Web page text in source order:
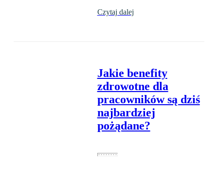
Czytaj dalej
Jakie benefity
zdrowotne dla
pracowników są dziś
najbardziej
pożądane?